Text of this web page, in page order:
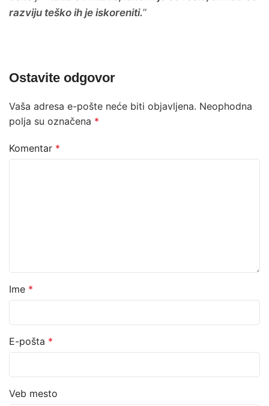
razviju teško ih je iskoreniti.”
Ostavite odgovor
Vaša adresa e-pošte neće biti objavljena. Neophodna
polja su označena *
Komentar *
Ime *
E-pošta *
Veb mesto